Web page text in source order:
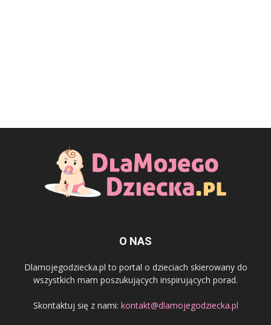
O NAS
Dlamojegodziecka.pl to portal o dzieciach skierowany do
wszystkich mam poszukujących inspirujących porad.
Skontaktuj się z nami: kontakt@dlamojegodziecka.pl